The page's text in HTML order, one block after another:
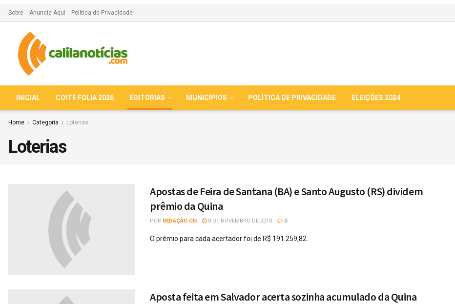
Sobre Anuncie Aqui Política de Privacidade
INICIAL COITÉ FOLIA 2026 EDITORIAS MUNICÍPIOS POLÍTICA DE PRIVACIDADE ELEIÇÕES 2024
Home Categoria Loterias
Loterias
Apostas de Feira de Santana (BA) e Santo Augusto (RS) dividem
prêmio da Quina
POR REDAÇÃO CN 8 DE NOVEMBRO DE 2010 0
O prêmio para cada acertador foi de R$ 191.259,82.
Aposta feita em Salvador acerta sozinha acumulado da Quina